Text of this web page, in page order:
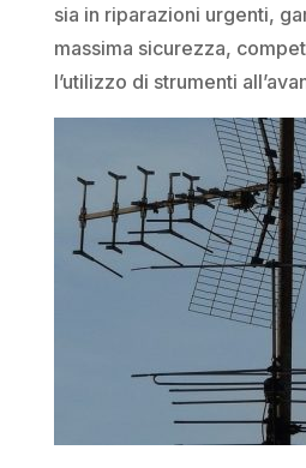
sia in riparazioni urgenti,
massima sicurezza,
l’utilizzo di strumenti